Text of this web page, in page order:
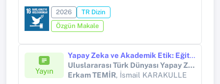
2026
TR Dizin
Özgün Makale
Yayın
Yapay Zeka ve Akademik Etik: Eğitim Modeli Üzerine Bir Değerlendirme
Uluslararası Türk Dünyası Yapay Zeka ve Dijital Dönüşüm Kongresi Programı
Erkam TEMİR, İsmail KARAKULLE